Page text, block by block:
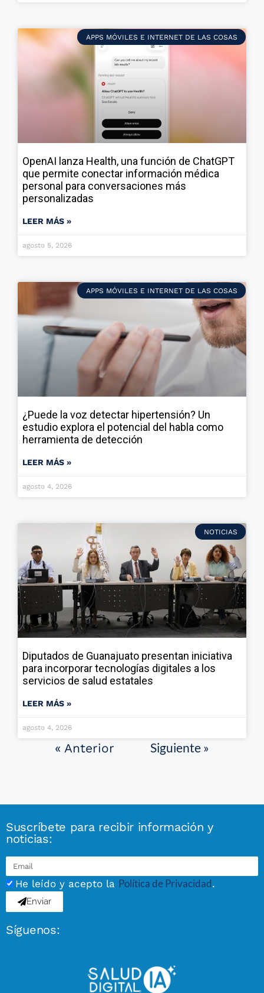
APPS MÓVILES E INTERNET DE LAS COSAS
OpenAI lanza Health, una función de ChatGPT
que permite conectar información médica
personal para conversaciones más
personalizadas
LEER MÁS »
agosto 5, 2026
APPS MÓVILES E INTERNET DE LAS COSAS
¿Puede la voz detectar hipertensión? Un
estudio explora el potencial del habla como
herramienta de detección
LEER MÁS »
agosto 4, 2026
NOTICIAS
Diputados de Guanajuato presentan iniciativa
para incorporar tecnologías digitales a los
servicios de salud estatales
LEER MÁS »
agosto 4, 2026
« Anterior Siguiente »
Suscríbete para recibir información y
noticias:
He leído y acepto la Política de Privacidad.
Enviar
Síguenos: